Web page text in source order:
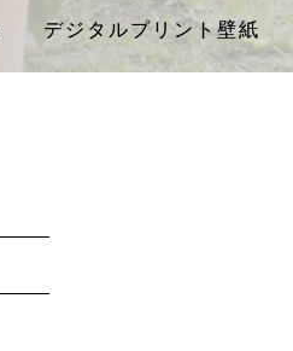
デジタルプリント壁紙
デジタルプリント壁紙